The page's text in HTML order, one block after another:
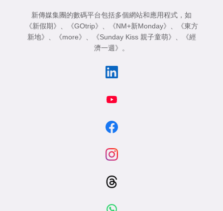
新傳媒集團的數碼平台包括多個網站和應用程式，如
《新假期》
《GOtrip》 《NM+新Monday》
《東方
新地》
《more》 《Sunday Kiss 親子童萌》
《經
濟一週》
。